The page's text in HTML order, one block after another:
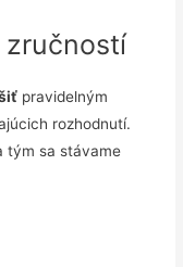
zručností
pravidelným
rozhodnutí.
tým sa stávame